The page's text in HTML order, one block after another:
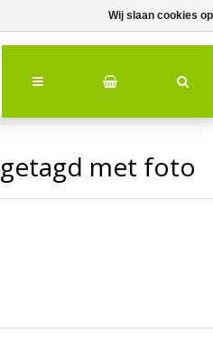
met foto
Wij slaan cookies